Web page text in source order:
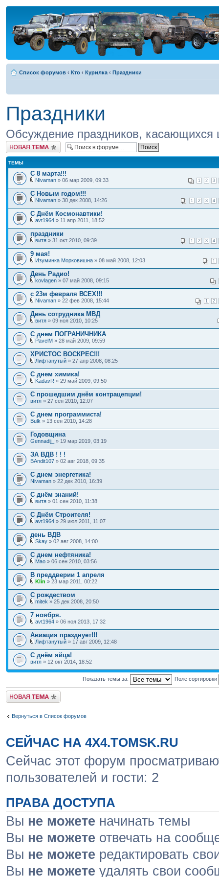
Список форумов ‹ Кто ‹ Курилка ‹ Праздники
Праздники
Обсуждение праздников, касающихся
Новая тема
ТЕМЫ
С 8 марта!!!
1 2 3
Nivaman » 06 мар 2009, 09:33
С Новым годом!!!
1 2 3 4
Nivaman » 30 дек 2008, 14:26
С Днём Космонавтики!
avt1964 » 11 апр 2011, 18:52
праздники
1 2 3 4
витя » 31 окт 2010, 09:39
9 мая!
1
Изуминка Морковишна » 08 май 2008, 12:03
День Радио!
kovlagen » 07 май 2008, 09:15
с 23м февраля ВСЕХ!!!
1 2
Nivaman » 22 фев 2008, 15:44
День сотрудника МВД
витя » 09 ноя 2010, 10:25
С днем ПОГРАНИЧНИКА
PavelM » 28 май 2009, 09:59
ХРИСТОС ВОСКРЕС!!!
Лифтанутый » 27 апр 2008, 08:25
C днем химика!
KadavR » 29 май 2009, 09:50
С прошедшим днём контрацепции!
витя » 27 сен 2010, 12:07
С днем программиста!
Bulk » 13 сен 2010, 14:28
Годовщина
Gennadij_ » 19 мар 2019, 03:19
ЗА ВДВ ! ! !
BAndit107 » 02 авг 2018, 09:35
С днем энергетика!
Nivaman » 22 дек 2010, 16:39
С днём знаний!
витя » 01 сен 2010, 11:38
С Днём Строителя!
avt1964 » 29 июл 2011, 11:07
день ВДВ
Skay » 02 авг 2008, 14:00
С днем нефтяника!
Mao » 06 сен 2010, 03:56
В преддверии 1 апреля
Klin » 23 мар 2011, 00:22
С рождеством
mitek » 25 дек 2008, 20:50
7 ноября.
avt1964 » 06 ноя 2013, 17:32
Авиация празднует!!!
Лифтанутый » 17 авг 2009, 12:48
С днём яйца!
витя » 12 окт 2014, 18:52
Показать темы за: Поле сортировки
Новая тема
Вернуться в Список форумов
СЕЙЧАС НА 4X4.TOMSK.RU
Сейчас этот форум
пользователей и гости: 2
ПРАВА ДОСТУПА
Вы не можете начинать темы
Вы не можете отвечать на
Вы не можете редактировать
Вы не можете удалять свои